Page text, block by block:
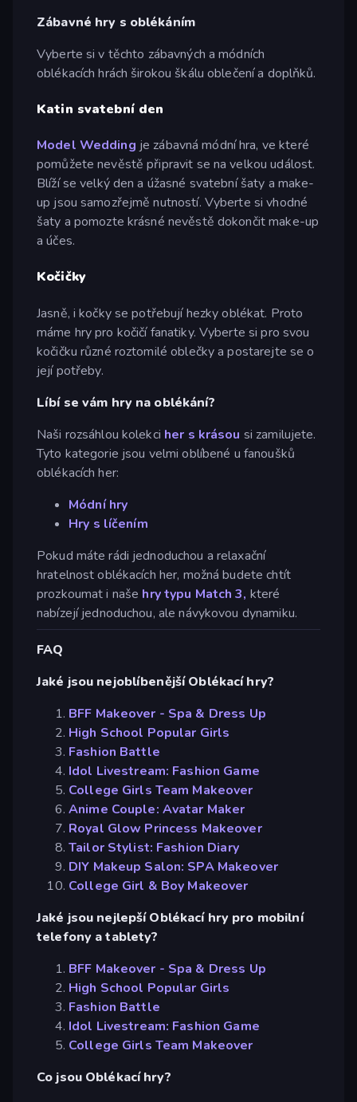
Zábavné hry s oblékáním
Vyberte si v těchto zábavných a módních
oblékacích hrách širokou škálu oblečení a doplňků.
Katin svatební den
Model Wedding je zábavná módní hra, ve které
pomůžete nevěstě připravit se na velkou událost.
Blíží se velký den a úžasné svatební šaty a make-
up jsou samozřejmě nutností. Vyberte si vhodné
šaty a pomozte krásné nevěstě dokončit make-up
a účes.
Kočičky
Jasně, i kočky se potřebují hezky oblékat. Proto
máme hry pro kočičí fanatiky. Vyberte si pro svou
kočičku různé roztomilé oblečky a postarejte se o
její potřeby.
Líbí se vám hry na oblékání?
Naši rozsáhlou kolekci her s krásou si zamilujete.
Tyto kategorie jsou velmi oblíbené u fanoušků
oblékacích her:
Módní hry
Hry s líčením
Pokud máte rádi jednoduchou a relaxační
hratelnost oblékacích her, možná budete chtít
prozkoumat i naše hry typu Match 3, které
nabízejí jednoduchou, ale návykovou dynamiku.
FAQ
Jaké jsou nejoblíbenější Oblékací hry?
BFF Makeover - Spa & Dress Up
High School Popular Girls
Fashion Battle
Idol Livestream: Fashion Game
College Girls Team Makeover
Anime Couple: Avatar Maker
Royal Glow Princess Makeover
Tailor Stylist: Fashion Diary
DIY Makeup Salon: SPA Makeover
College Girl & Boy Makeover
Jaké jsou nejlepší Oblékací hry pro mobilní
telefony a tablety?
BFF Makeover - Spa & Dress Up
High School Popular Girls
Fashion Battle
Idol Livestream: Fashion Game
College Girls Team Makeover
Co jsou Oblékací hry?